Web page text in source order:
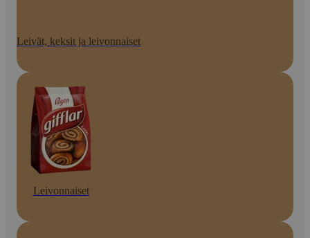
Leivät, keksit ja leivonnaiset
Leivonnaiset